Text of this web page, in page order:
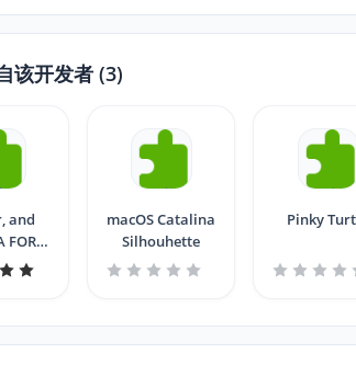
该开发者 (3)
and
FOR
macOS Catalina
Silhouhette
Pinky